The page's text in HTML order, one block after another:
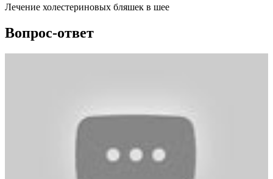
Лечение холестериновых бляшек в шее
Вопрос-ответ